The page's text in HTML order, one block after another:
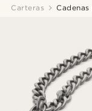
Carteras